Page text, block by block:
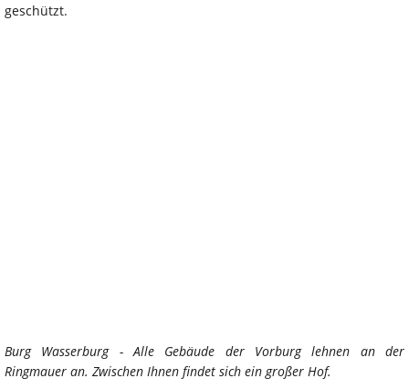
geschützt.
Burg Wasserburg - Alle Gebäude der Vorburg lehnen an der
Ringmauer an. Zwischen Ihnen findet sich ein großer Hof.